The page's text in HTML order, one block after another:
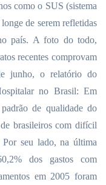
como o SUS (sistema
de serem refletidas
país. A foto do todo,
recentes comprovam
junho, o relatório do
no Brasil: Em
de qualidade do
brasileiros com difícil
seu lado, na última
dos gastos com
em 2005 foram